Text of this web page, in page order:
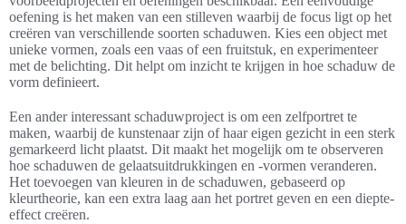
oefening is het maken van een stilleven waarbij de focus ligt op het
creëren van verschillende soorten schaduwen. Kies een object met
unieke vormen, zoals een vaas of een fruitstuk, en experimenteer
met de belichting. Dit helpt om inzicht te krijgen in hoe schaduw de
vorm definieert.
Een ander interessant schaduwproject is om een zelfportret te
maken, waarbij de kunstenaar zijn of haar eigen gezicht in een sterk
gemarkeerd licht plaatst. Dit maakt het mogelijk om te observeren
hoe schaduwen de gelaatsuitdrukkingen en -vormen veranderen.
Het toevoegen van kleuren in de schaduwen, gebaseerd op
kleurtheorie, kan een extra laag aan het portret geven en een diepte-
effect creëren.